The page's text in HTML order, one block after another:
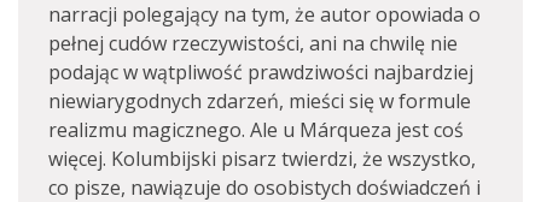
narracji polegający na tym, że autor opowiada o
pełnej cudów rzeczywistości, ani na chwilę nie
podając w wątpliwość prawdziwości najbardziej
niewiarygodnych zdarzeń, mieści się w formule
realizmu magicznego. Ale u Márqueza jest coś
więcej. Kolumbijski pisarz twierdzi, że wszystko,
co pisze, nawiązuje do osobistych doświadczeń i